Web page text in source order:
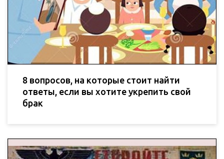
8 вопросов, на которые стоит найти
ответы, если вы хотите укрепить свой
брак